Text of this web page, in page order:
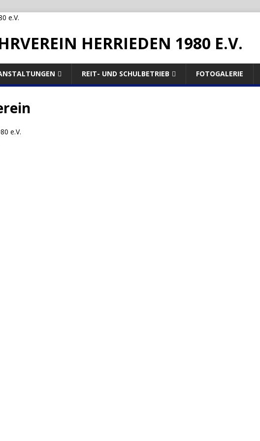
HERRIEDEN 1980 E.V.
REIT- UND SCHULBETRIEB FOTOGALERIE
e.V.